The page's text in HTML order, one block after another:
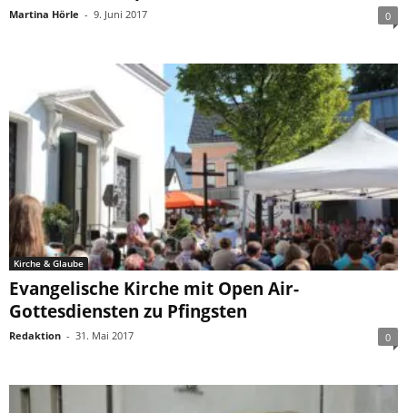
Martina Hörle - 9. Juni 2017 0
Kirche & Glaube
Evangelische Kirche mit Open Air-
Gottesdiensten zu Pfingsten
Redaktion - 31. Mai 2017 0